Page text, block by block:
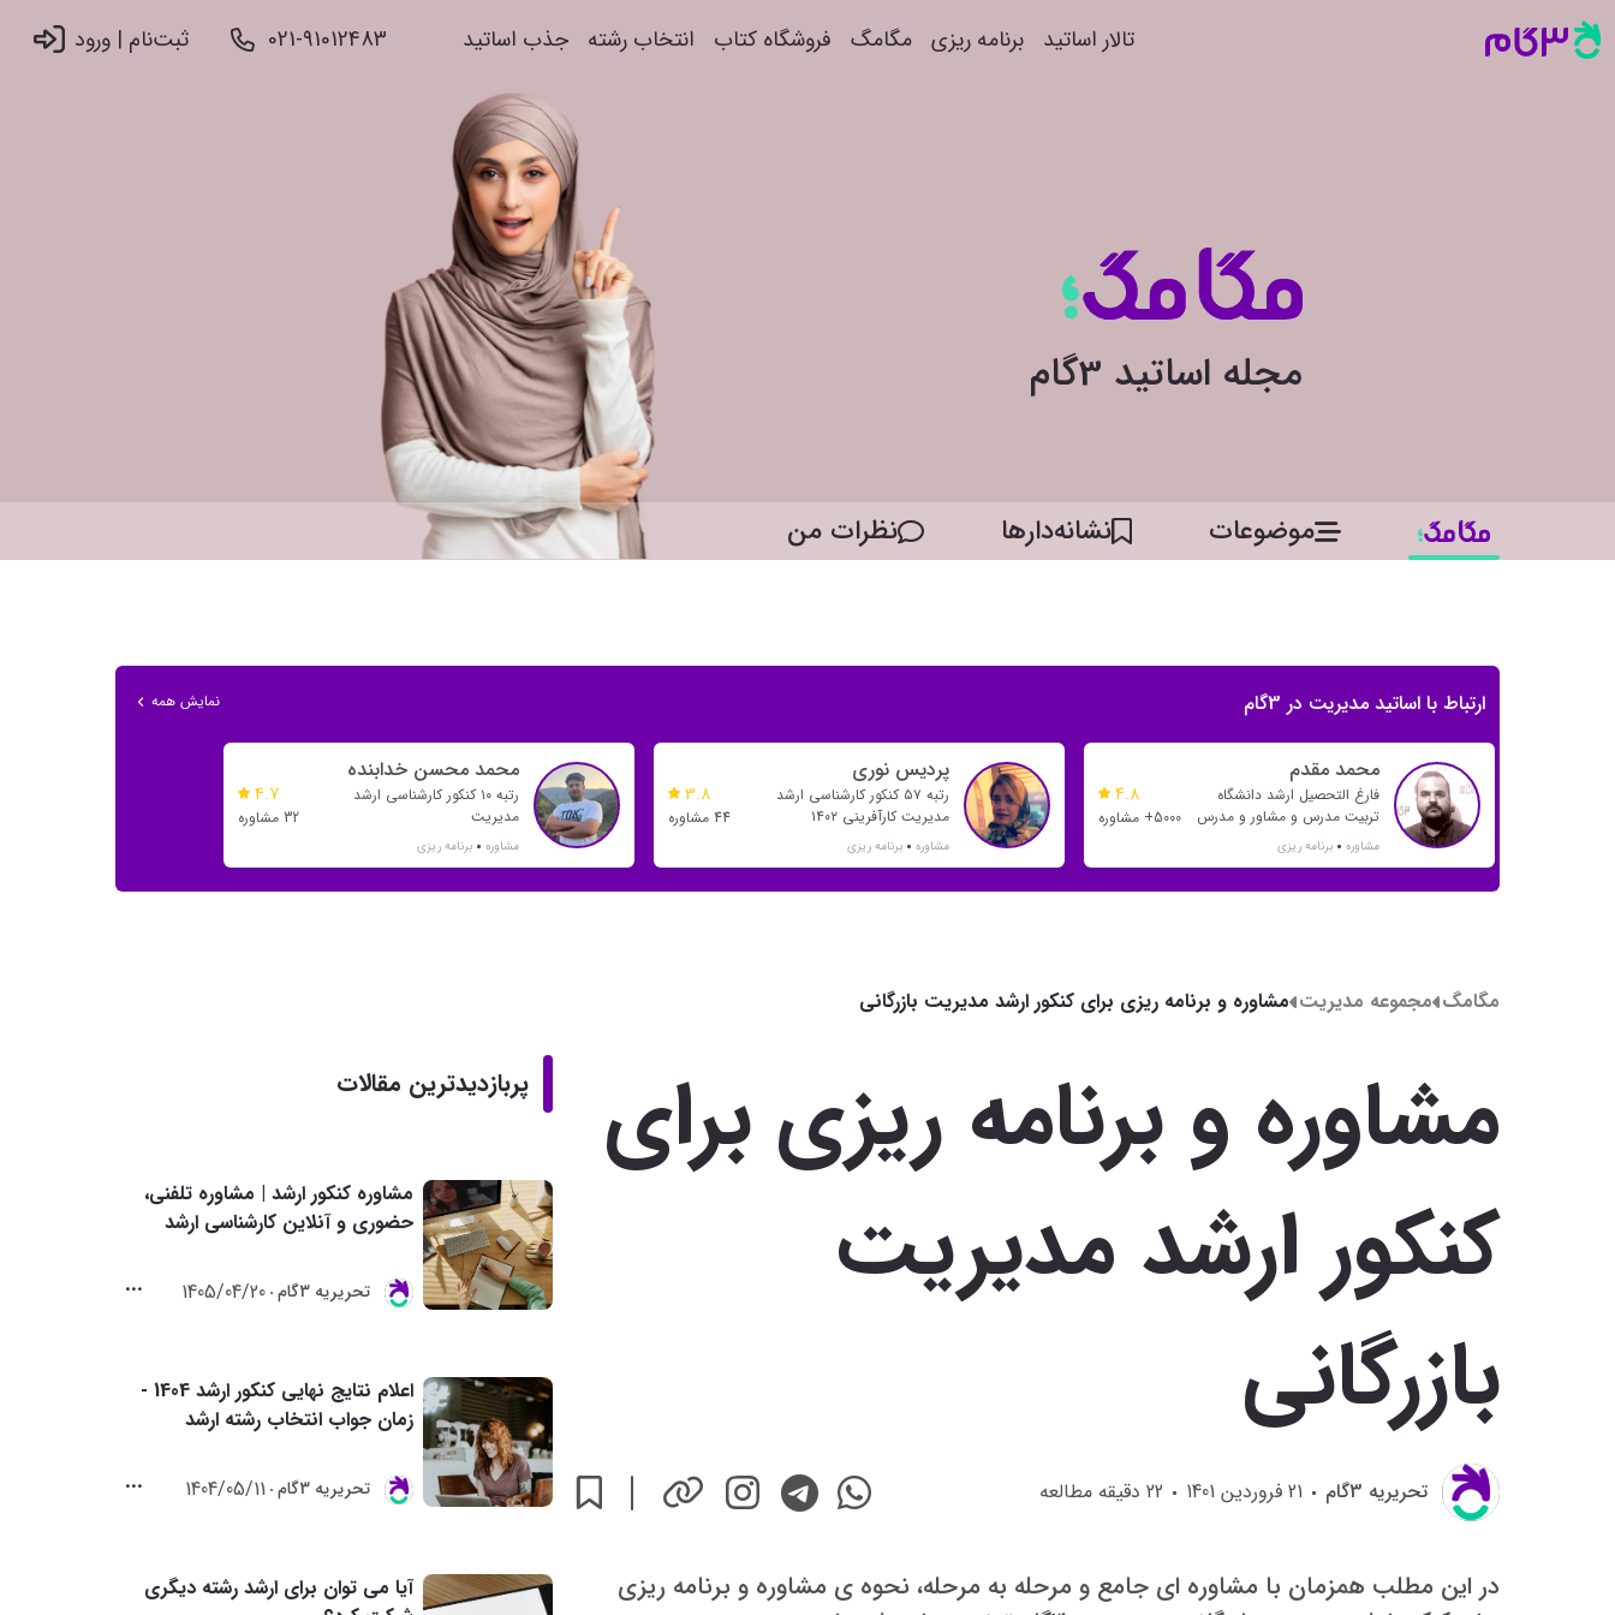
تالار اساتید برنامه ریزی مگامگ فروشگاه کتاب انتخاب رشته جذب اساتید 021-91012483 ثبت‌نام |‌ ورود
مجله اساتید 3گام
موضوعات نشانه‌دار‌ها نظرات من
ارتباط با اساتید مدیریت در 3گام نمایش همه
محمد مقدم
فارغ التحصیل ارشد دانشگاه
تربیت مدرس و مشاور و مدرس
بیش از 20 رتبه تک رقمی و بیش
مشاوره برنامه ریزی
4.8
5000+ مشاوره
پردیس نوری
رتبه ۵۷ کنکور کارشناسی ارشد
مدیریت کارآفرینی ۱۴۰۲
مشاوره برنامه ریزی
3.8
44 مشاوره
محمد محسن خدابنده
رتبه ۱۰ کنکور کارشناسی ارشد
مدیریت
مشاوره برنامه ریزی
4.7
32 مشاوره
مگامگ مجموعه مدیریت مشاوره و برنامه ریزی برای کنکور ارشد مدیریت بازرگانی
مشاوره و برنامه ریزی برای
کنکور ارشد مدیریت
بازرگانی
تحريريه 3گام 21 فروردین 1401 22 دقیقه مطالعه
در این مطلب همزمان با مشاوره ای جامع و مرحله به مرحله، نحوه ی مشاوره و برنامه ریزی
پربازدیدترین مقالات
مشاوره کنکور ارشد | مشاوره تلفنی،
حضوری و آنلاین کارشناسی ارشد
تحريريه 3گام 1405/04/20
اعلام نتایج نهایی کنکور ارشد 1404 -
زمان جواب انتخاب رشته ارشد
تحريريه 3گام 1404/05/11
آیا می توان برای ارشد رشته دیگری